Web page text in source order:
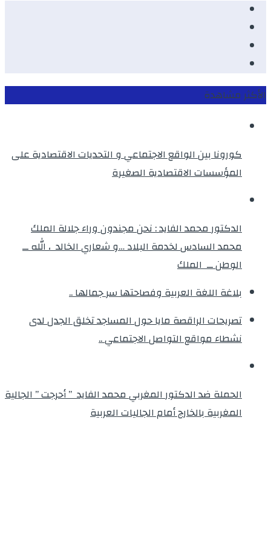
الأكثر مشاهدة
كورونا بين الواقع الاجتماعي و التحديات الاقتصادية على
المؤسسات الاقتصادية الصغيرة
الدكتور محمد الفايد : نحن مجندون وراء جلالة الملك
محمد السادس لخدمة البلاد …و شعاري الخالد ، الله ــ
الوطن ــ الملك
بلاغة اللغة العربية وفصاحتها سر جمالها ..
تصريحات الراقصة مايا حول المساجد تخلق الجدل لدى
نشطاء مواقع التواصل الاجتماعي ..
الحملة ضد الدكتور المغربي محمد الفايد ” أحرجت ” الجالية
المغربية بالخارج أمام الجاليات العربية